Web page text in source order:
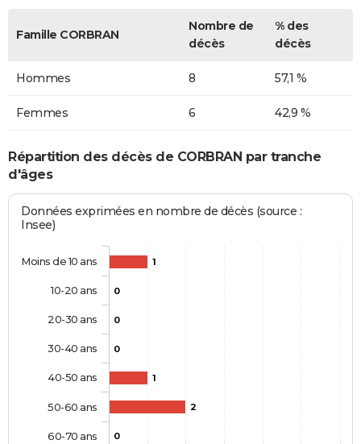
Famille CORBRAN
Nombre de
décès
% des
décès
Hommes 8 57,1 %
Femmes 6 42,9 %
Répartition des décès de CORBRAN par tranche
d'âges
Données exprimées en nombre de décès (source :
Insee)
1
0
0
0
1
2
0
Moins de 10 ans
10-20 ans
20-30 ans
30-40 ans
40-50 ans
50-60 ans
60-70 ans